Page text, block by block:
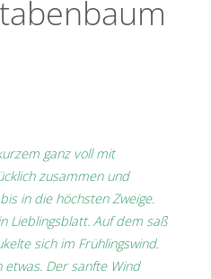
ganz voll mit
zusammen und
in die höchsten Zweige.
Lieblingsblatt. Auf dem saß
sich im Frühlingswind.
etwas. Der sanfte Wind